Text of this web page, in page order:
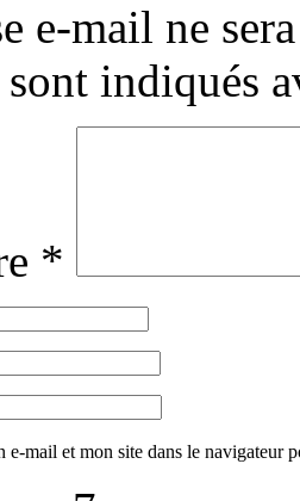
e-mail ne
indiqués
*
e-mail et mon site dans le navigateur